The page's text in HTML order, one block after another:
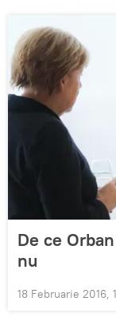
De ce
nu
18 Februarie 2016,